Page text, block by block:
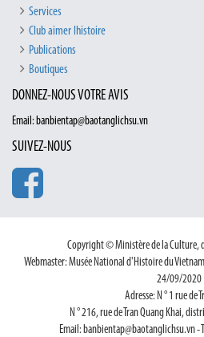
Services
Club aimer lhistoire
Publications
Boutiques
DONNEZ-NOUS VOTRE AVIS
Email: banbientap@baotanglichsu.vn
SUIVEZ-NOUS
Copyright © Ministère de la Culture,
Webmaster: Musée National d'Histoire du
24/09/2020
Adresse: N ° 1 rue de
N ° 216, rue de Tran Quang Khai,
Email: banbientap@baotanglichsu.vn -